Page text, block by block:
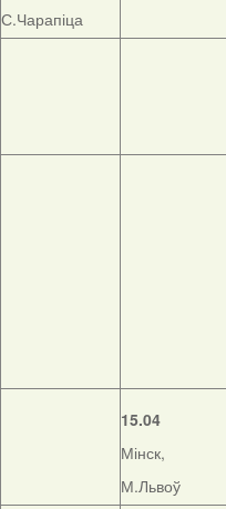
С.Чарапіца
15.04
Мінск,
М.Львоў